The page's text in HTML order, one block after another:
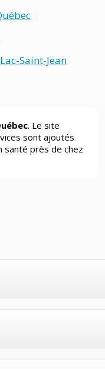
Saint-Jean
. Le site
sont ajoutés
santé près de chez